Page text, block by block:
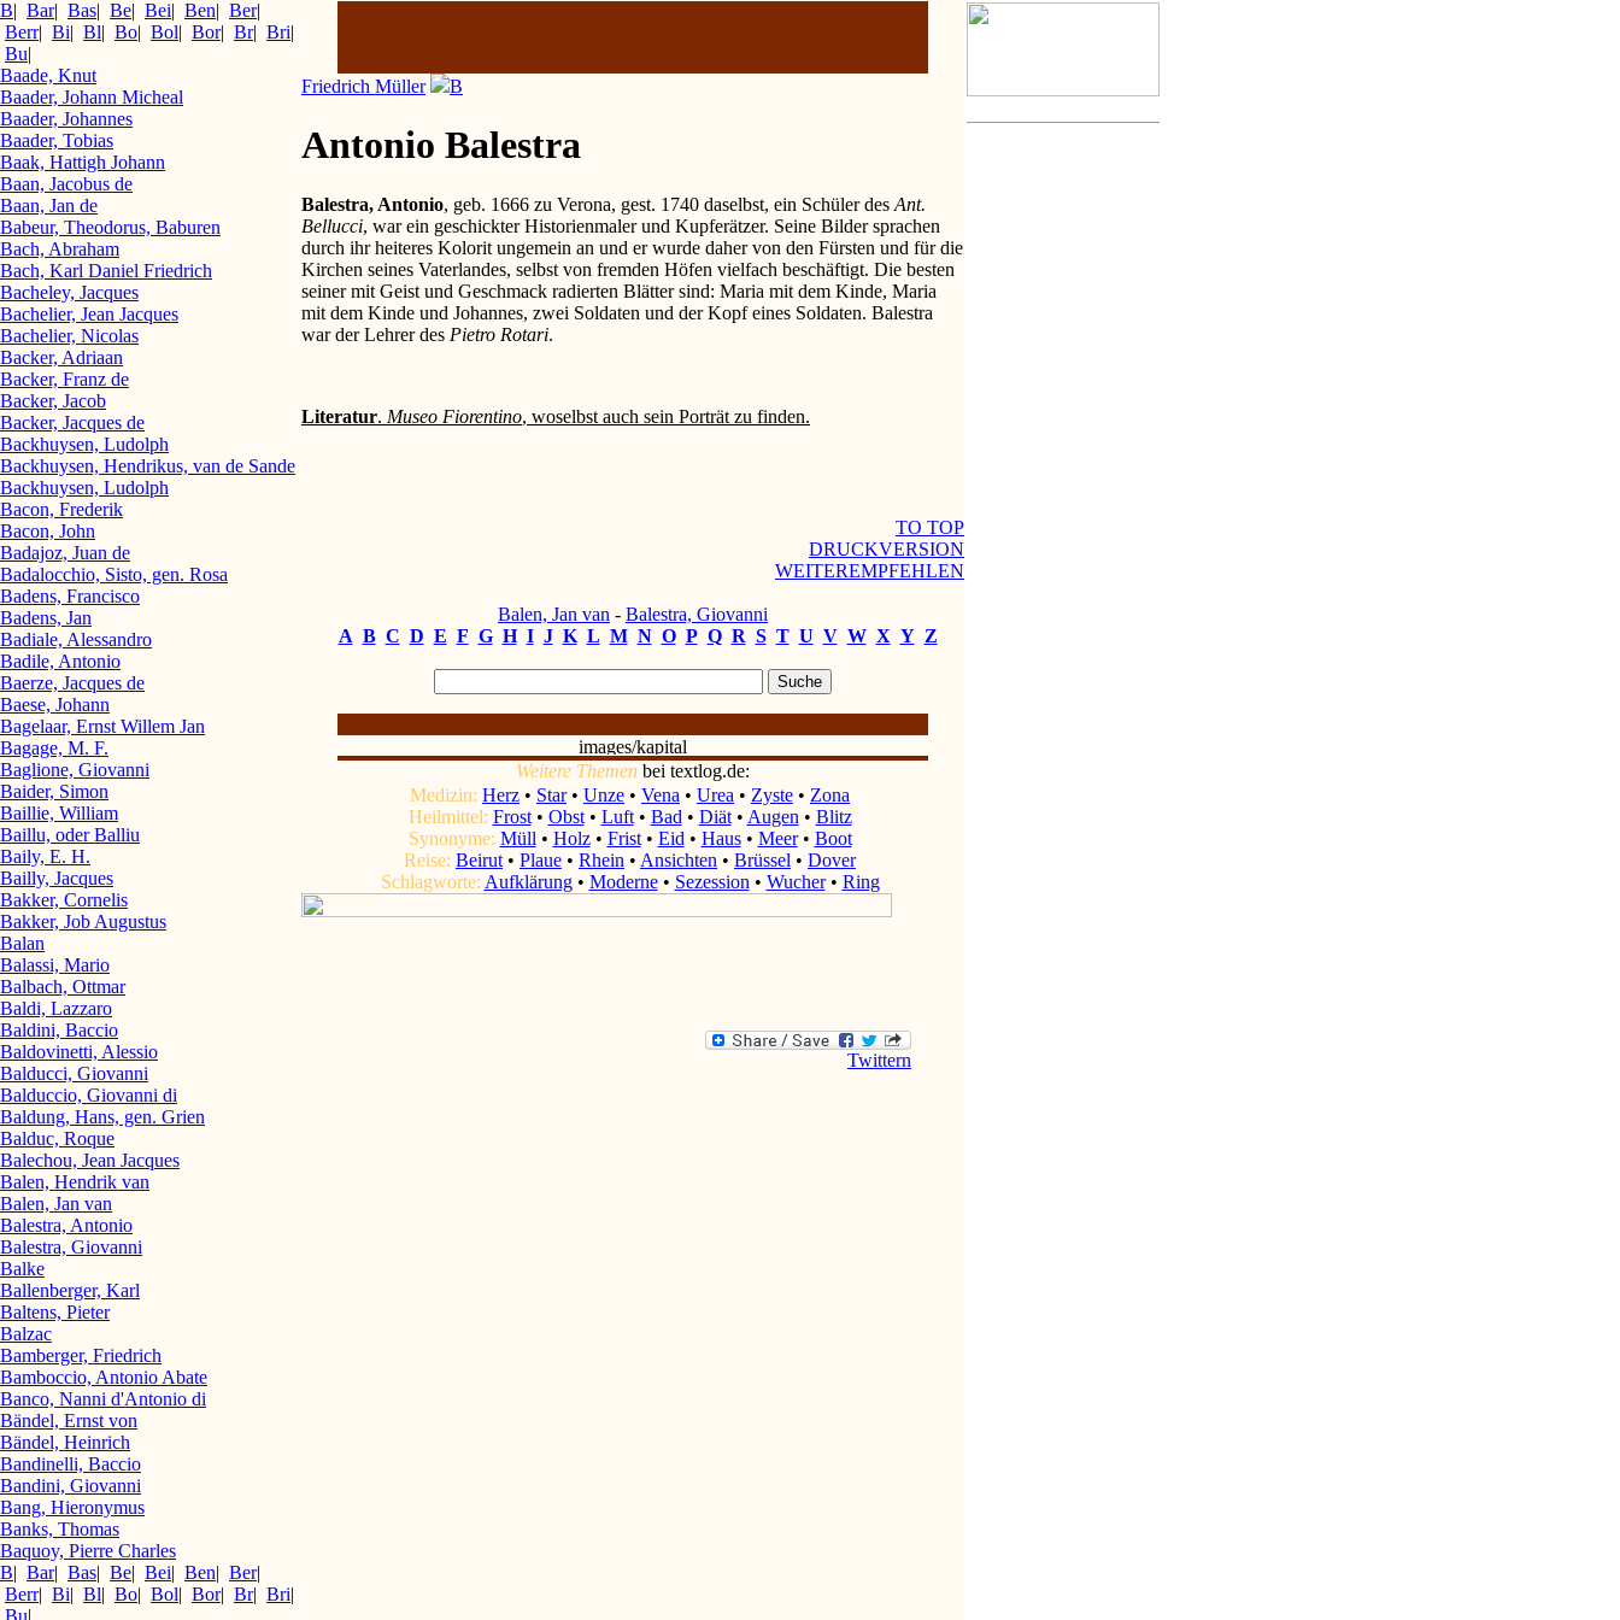
Friedrich Müller B
Antonio Balestra
Balestra, Antonio, geb. 1666 zu Verona, gest. 1740 daselbst, ein Schüler des Ant.
Bellucci, war ein geschickter Historienmaler und Kupferätzer. Seine Bilder sprachen
durch ihr heiteres Kolorit ungemein an und er wurde daher von den Fürsten und für die
Kirchen seines Vaterlandes, selbst von fremden Höfen vielfach beschäftigt. Die besten
seiner mit Geist und Geschmack radierten Blätter sind: Maria mit dem Kinde, Maria
mit dem Kinde und Johannes, zwei Soldaten und der Kopf eines Soldaten. Balestra
war der Lehrer des Pietro Rotari.
Literatur. Museo Fiorentino, woselbst auch sein Porträt zu finden.
TO TOP
DRUCKVERSION
WEITEREMPFEHLEN
Balen, Jan van - Balestra, Giovanni
A B C D E F G H I J K L M N O P Q R S T U V W X Y Z
Weitere Themen bei textlog.de:
Medizin: Herz • Star• Unze • Vena • Urea • Zyste • Zona
Heilmittel: Frost• Obst• Luft• Bad • Diät• Augen • Blitz
Synonyme: Müll • Holz• Frist• Eid • Haus• Meer• Boot
Reise: Beirut • Plaue • Rhein • Ansichten • Brüssel • Dover
Schlagworte: Aufklärung• Moderne• Sezession • Wucher• Ring
Twittern
B| Bar| Bas| Be| Bei| Ben| Ber|
Berr| Bi| Bl| Bo| Bol| Bor| Br| Bri|
Bu|
Baade, Knut
Baader, Johann Micheal
Baader, Johannes
Baader, Tobias
Baak, Hattigh Johann
Baan, Jacobus de
Baan, Jan de
Babeur, Theodorus, Baburen
Bach, Abraham
Bach, Karl Daniel Friedrich
Bacheley, Jacques
Bachelier, Jean Jacques
Bachelier, Nicolas
Backer, Adriaan
Backer, Franz de
Backer, Jacob
Backer, Jacques de
Backhuysen, Ludolph
Backhuysen, Hendrikus, van de Sande
Backhuysen, Ludolph
Bacon, Frederik
Bacon, John
Badajoz, Juan de
Badalocchio, Sisto, gen. Rosa
Badens, Francisco
Badens, Jan
Badiale, Alessandro
Badile, Antonio
Baerze, Jacques de
Baese, Johann
Bagelaar, Ernst Willem Jan
Bagage, M. F.
Baglione, Giovanni
Baider, Simon
Baillie, William
Baillu, oder Balliu
Baily, E. H.
Bailly, Jacques
Bakker, Cornelis
Bakker, Job Augustus
Balan
Balassi, Mario
Balbach, Ottmar
Baldi, Lazzaro
Baldini, Baccio
Baldovinetti, Alessio
Balducci, Giovanni
Balduccio, Giovanni di
Baldung, Hans, gen. Grien
Balduc, Roque
Balechou, Jean Jacques
Balen, Hendrik van
Balen, Jan van
Balestra, Antonio
Balestra, Giovanni
Balke
Ballenberger, Karl
Baltens, Pieter
Balzac
Bamberger, Friedrich
Bamboccio, Antonio Abate
Banco, Nanni d'Antonio di
Bändel, Ernst von
Bändel, Heinrich
Bandinelli, Baccio
Bandini, Giovanni
Bang, Hieronymus
Banks, Thomas
Baquoy, Pierre Charles
B| Bar| Bas| Be| Bei| Ben| Ber|
Berr| Bi| Bl| Bo| Bol| Bor| Br| Bri|
Bu|